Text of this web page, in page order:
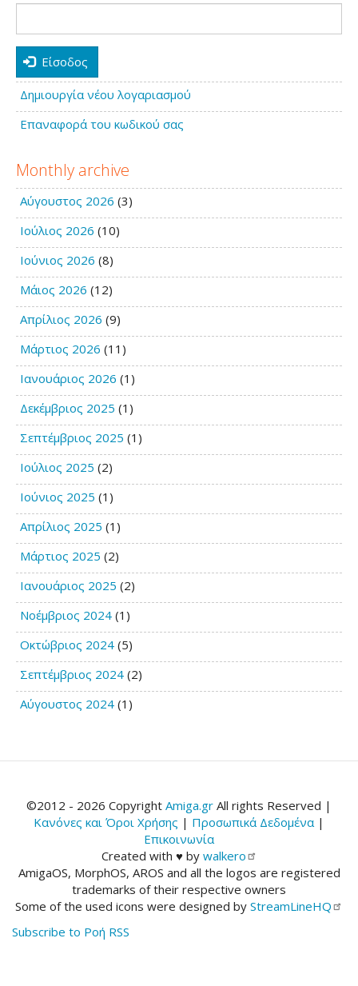
Είσοδος
Δημιουργία νέου λογαριασμού
Επαναφορά του κωδικού σας
Monthly archive
Αύγουστος 2026 (3)
Ιούλιος 2026 (10)
Ιούνιος 2026 (8)
Μάιος 2026 (12)
Απρίλιος 2026 (9)
Μάρτιος 2026 (11)
Ιανουάριος 2026 (1)
Δεκέμβριος 2025 (1)
Σεπτέμβριος 2025 (1)
Ιούλιος 2025 (2)
Ιούνιος 2025 (1)
Απρίλιος 2025 (1)
Μάρτιος 2025 (2)
Ιανουάριος 2025 (2)
Νοέμβριος 2024 (1)
Οκτώβριος 2024 (5)
Σεπτέμβριος 2024 (2)
Αύγουστος 2024 (1)
©2012 - 2026 Copyright Amiga.gr All rights Reserved |
Κανόνες και Όροι Χρήσης | Προσωπικά Δεδομένα|
Επικοινωνία
Created with ♥ by walkero
AmigaOS, MorphOS, AROS and all the logos are registered
trademarks of their respective owners
Some of the used icons were designed by StreamLineHQ
Subscribe to Ροή RSS